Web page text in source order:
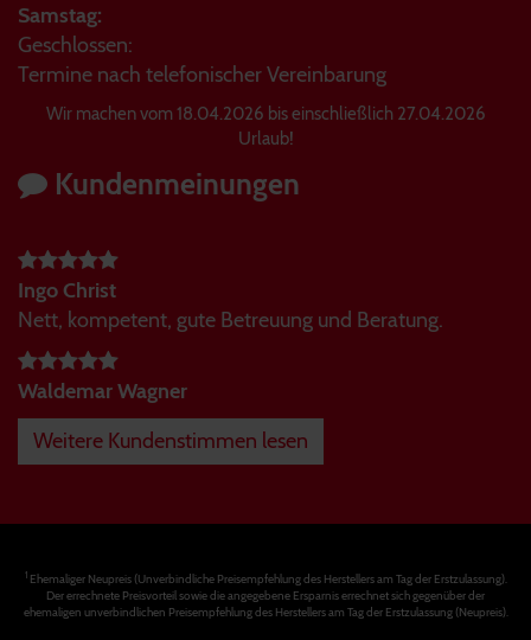
Samstag:
Geschlossen:
Termine nach telefonischer Vereinbarung
Wir machen vom 18.04.2026 bis einschließlich 27.04.2026
Urlaub!
Kundenmeinungen
Ingo Christ
Nett, kompetent, gute Betreuung und Beratung.
Waldemar Wagner
Weitere Kundenstimmen lesen
1Ehemaliger Neupreis (Unverbindliche Preisempfehlung des Herstellers am Tag der Erstzulassung).
Der errechnete Preisvorteil sowie die angegebene Ersparnis errechnet sich gegenüber der
ehemaligen unverbindlichen Preisempfehlung des Herstellers am Tag der Erstzulassung (Neupreis).